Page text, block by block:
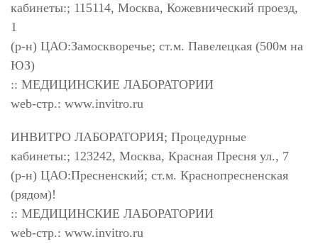
кабинеты:; 115114, Москва, Кожевнический проезд,
1
(р-н) ЦАО:Замоскворечье; ст.м. Павелецкая (500м на
ЮЗ)
:: МЕДИЦИНСКИЕ ЛАБОРАТОРИИ
web-стр.: www.invitro.ru
ИНВИТРО ЛАБОРАТОРИЯ; Процедурные
кабинеты:; 123242, Москва, Красная Пресня ул., 7
(р-н) ЦАО:Пресненский; ст.м. Краснопресненская
(рядом)!
:: МЕДИЦИНСКИЕ ЛАБОРАТОРИИ
web-стр.: www.invitro.ru